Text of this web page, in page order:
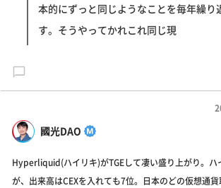
本的にずっと同じようなことを毎年繰り
す。そうやってかれこれ同じ現
國光DAO
Hyperliquid(ハイリキ)がTGEして凄い盛り上がり。ハ
が、出来高はCEXを入れても7位。日本のどの仮想通